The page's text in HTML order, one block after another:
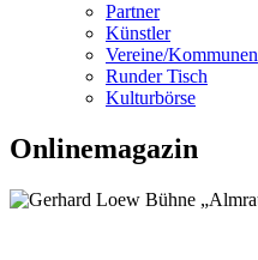
Partner
Künstler
Vereine/Kommunen
Runder Tisch
Kulturbörse
Onlinemagazin